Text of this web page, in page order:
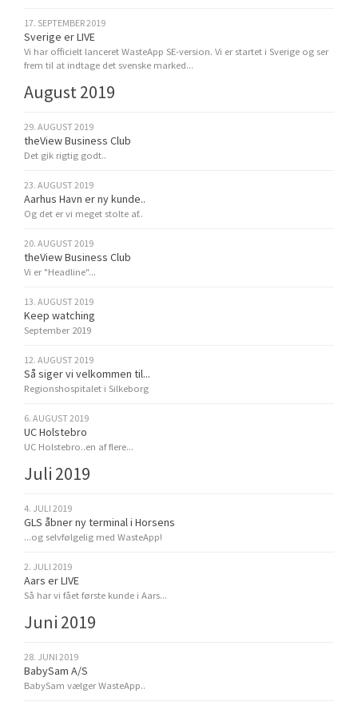
17. SEPTEMBER 2019
Sverige er LIVE
Vi har officielt lanceret WasteApp SE-version. Vi er startet i Sverige og ser
frem til at indtage det svenske marked...
August 2019
29. AUGUST 2019
theView Business Club
Det gik rigtig godt..
23. AUGUST 2019
Aarhus Havn er ny kunde..
Og det er vi meget stolte af..
20. AUGUST 2019
theView Business Club
Vi er "Headline"...
13. AUGUST 2019
Keep watching
September 2019
12. AUGUST 2019
Så siger vi velkommen til...
Regionshospitalet i Silkeborg
6. AUGUST 2019
UC Holstebro
UC Holstebro..en af flere...
Juli 2019
4. JULI 2019
GLS åbner ny terminal i Horsens
...og selvfølgelig med WasteApp!
2. JULI 2019
Aars er LIVE
Så har vi fået første kunde i Aars...
Juni 2019
28. JUNI 2019
BabySam A/S
BabySam vælger WasteApp..